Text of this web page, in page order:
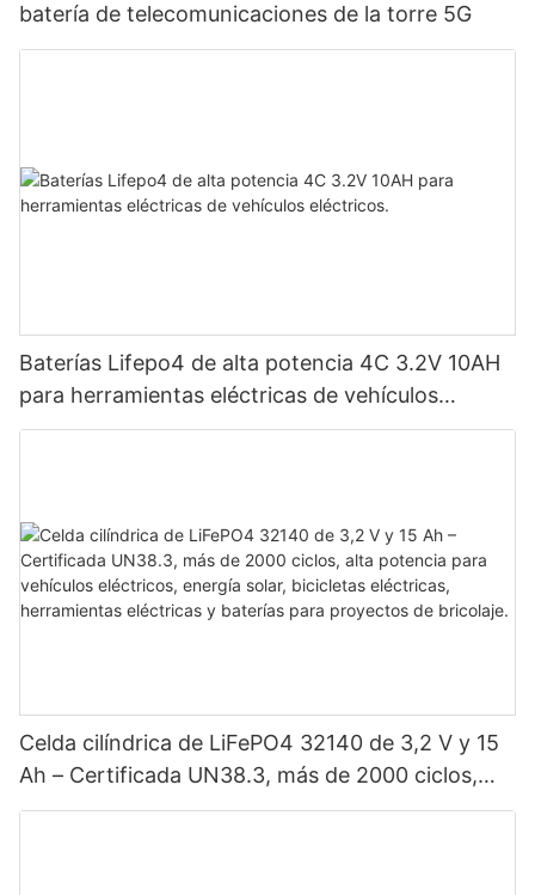
batería de telecomunicaciones de la torre 5G
Baterías Lifepo4 de alta potencia 4C 3.2V 10AH
para herramientas eléctricas de vehículos
eléctricos.
Celda cilíndrica de LiFePO4 32140 de 3,2 V y 15
Ah – Certificada UN38.3, más de 2000 ciclos,
alta potencia para vehículos eléctricos, energía